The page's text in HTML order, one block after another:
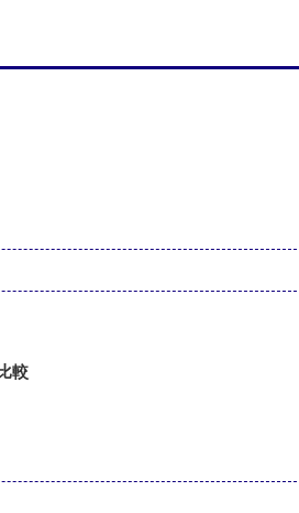
較